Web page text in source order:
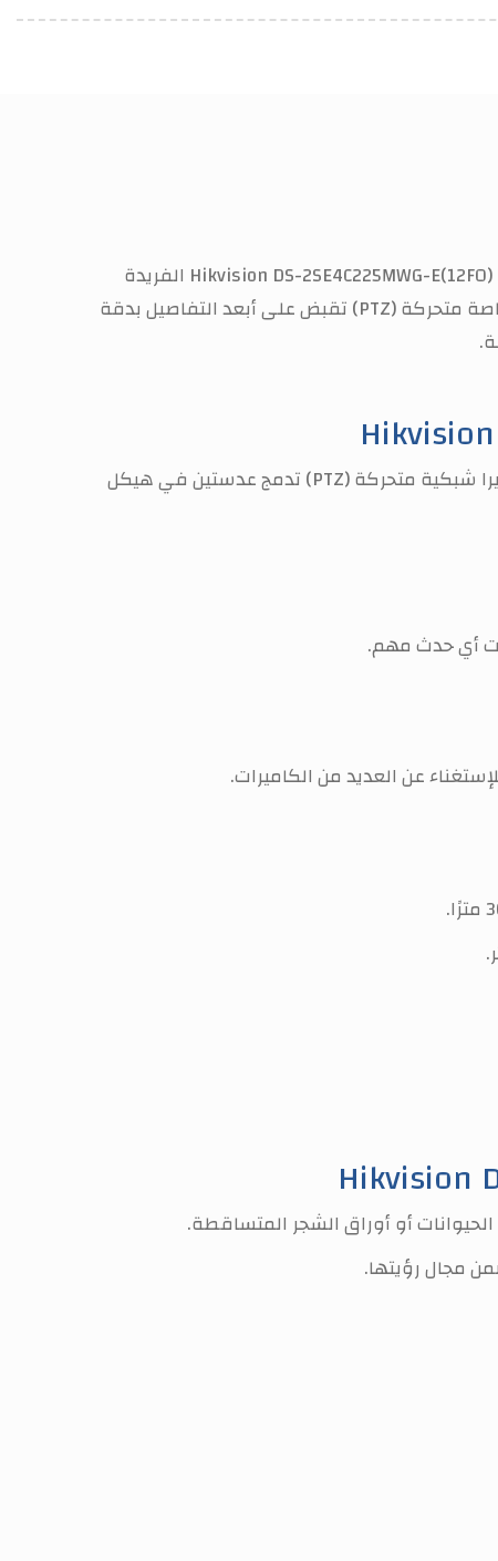
هل تبحث عن حل أمني نهائي يمنحك رؤية شاملة وتفاصيل دقيقة في آن واحد؟ بحثك ينتهي هنا نقدم لك كاميرا Hikvision DS-2SE4C225MWG-E(12F0) الفريدة
بفضل تقنية TandemVu التي تدمج بين عدستين في جهاز واحد: عدسة بانورامية لا تغفل عن أي زاوية، وعدسة قناصة متحركة (PTZ) تقبض على أبعد التفاصيل بدقة
تُعد كاميرا Hikvision DS-2SE4C225MWG-E(12F0) حل أمني متطور؛ بفضل تقنية "TandemVu" الفريدة، فهي كاميرا شبكية متحركة (PTZ) تدمج عدستين في هيكل
أي حدث مهم.